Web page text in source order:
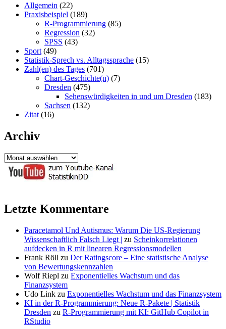
Allgemein (22)
Praxisbeispiel (189)
R-Programmierung (85)
Regression (32)
SPSS (43)
Sport (49)
Statistik-Sprech vs. Alltagssprache (15)
Zahl(en) des Tages (701)
Chart-Geschichte(n) (7)
Dresden (475)
Sehenswürdigkeiten in und um Dresden (183)
Sachsen (132)
Zitat (16)
Archiv
Archiv
Letzte Kommentare
Paracetamol Und Autismus: Warum Die US-Regierung
Wissenschaftlich Falsch Liegt | zu Scheinkorrelationen
aufdecken in R mit linearen Regressionsmodellen
Frank Röll zu Der Ratingscore – Eine statistische Analyse
von Bewertungskennzahlen
Wolf Riepl zu Exponentielles Wachstum und das
Finanzsystem
Udo Link zu Exponentielles Wachstum und das Finanzsystem
KI in der R-Programmierung: Neue R-Pakete | Statistik
Dresden zu R-Programmierung mit KI: GitHub Copilot in
RStudio